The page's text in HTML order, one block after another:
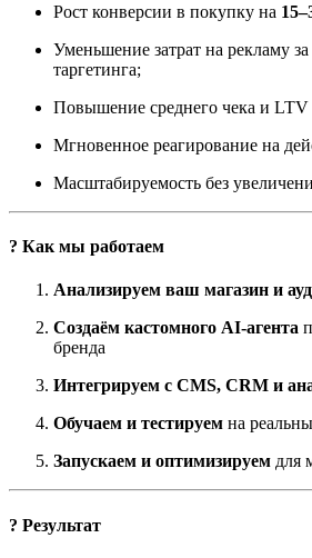
Рост конверсии в покупку на
Уменьшение затрат на рекламу за
таргетинга;
Повышение среднего чека и LTV
Мгновенное реагирование на
Масштабируемость без
? Как мы работаем
Анализируем ваш магазин и
Создаём кастомного AI-агента
бренда
Интегрируем с CMS, CRM и
Обучаем и тестируем на
Запускаем и оптимизируем для
? Результат